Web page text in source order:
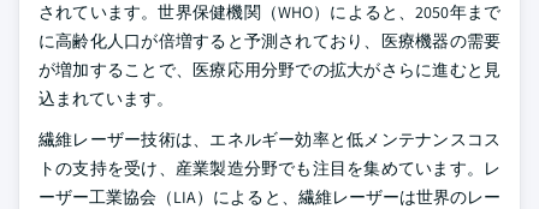
されています。世界保健機関（WHO）によると、2050年まで
に高齢化人口が倍増すると予測されており、医療機器の需要
が増加することで、医療応用分野での拡大がさらに進むと見
込まれています。
繊維レーザー技術は、エネルギー効率と低メンテナンスコス
トの支持を受け、産業製造分野でも注目を集めています。レ
ーザー工業協会（LIA）によると、繊維レーザーは世界のレー